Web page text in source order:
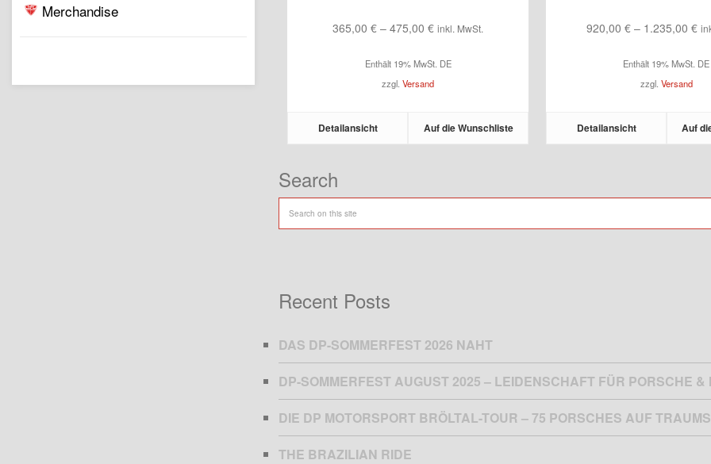
Merchandise
365,00€ –475,00€Preisspanne:
bis
475,00 €
inkl. MwSt.
Enthält 19% MwSt. DE
zzgl.Versand
Detailansicht Auf die Wunschliste
920,00 € – 1.235,00 €
bis
Enthält 19% MwSt. DE
zzgl. Versand
Detailansicht Auf
Search
Recent Posts
DAS DP-SOMMERFEST 2026 NAHT
DP-SOMMERFEST AUGUST 2025 – LEIDENSCHAFT FÜR PORSCHE &
DIE DP MOTORSPORT BRÖLTAL-TOUR – 75 PORSCHES AUF
THE BRAZILIAN RIDE